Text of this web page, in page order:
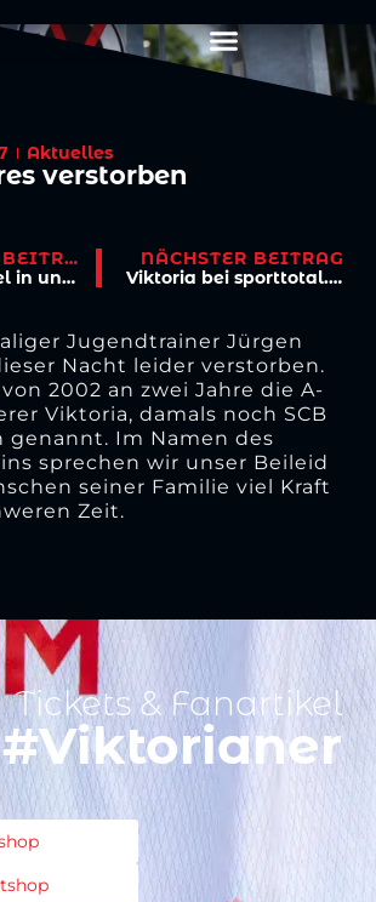
Aktuelles
verstorben
VORHERIGER BEITRAG
Neue Fanartikel in unserem Fanshop
NÄCHSTER BEITRAG
Viktoria bei sporttotal.tv
Jugendtrainer Jürgen
Nacht leider verstorben.
2002 an zwei Jahre die A-
Viktoria, damals noch SCB
genannt. Im Namen des
sprechen wir unser Beileid
seiner Familie viel Kraft
Zeit.
Tickets & Fanartikel
#Viktorianer